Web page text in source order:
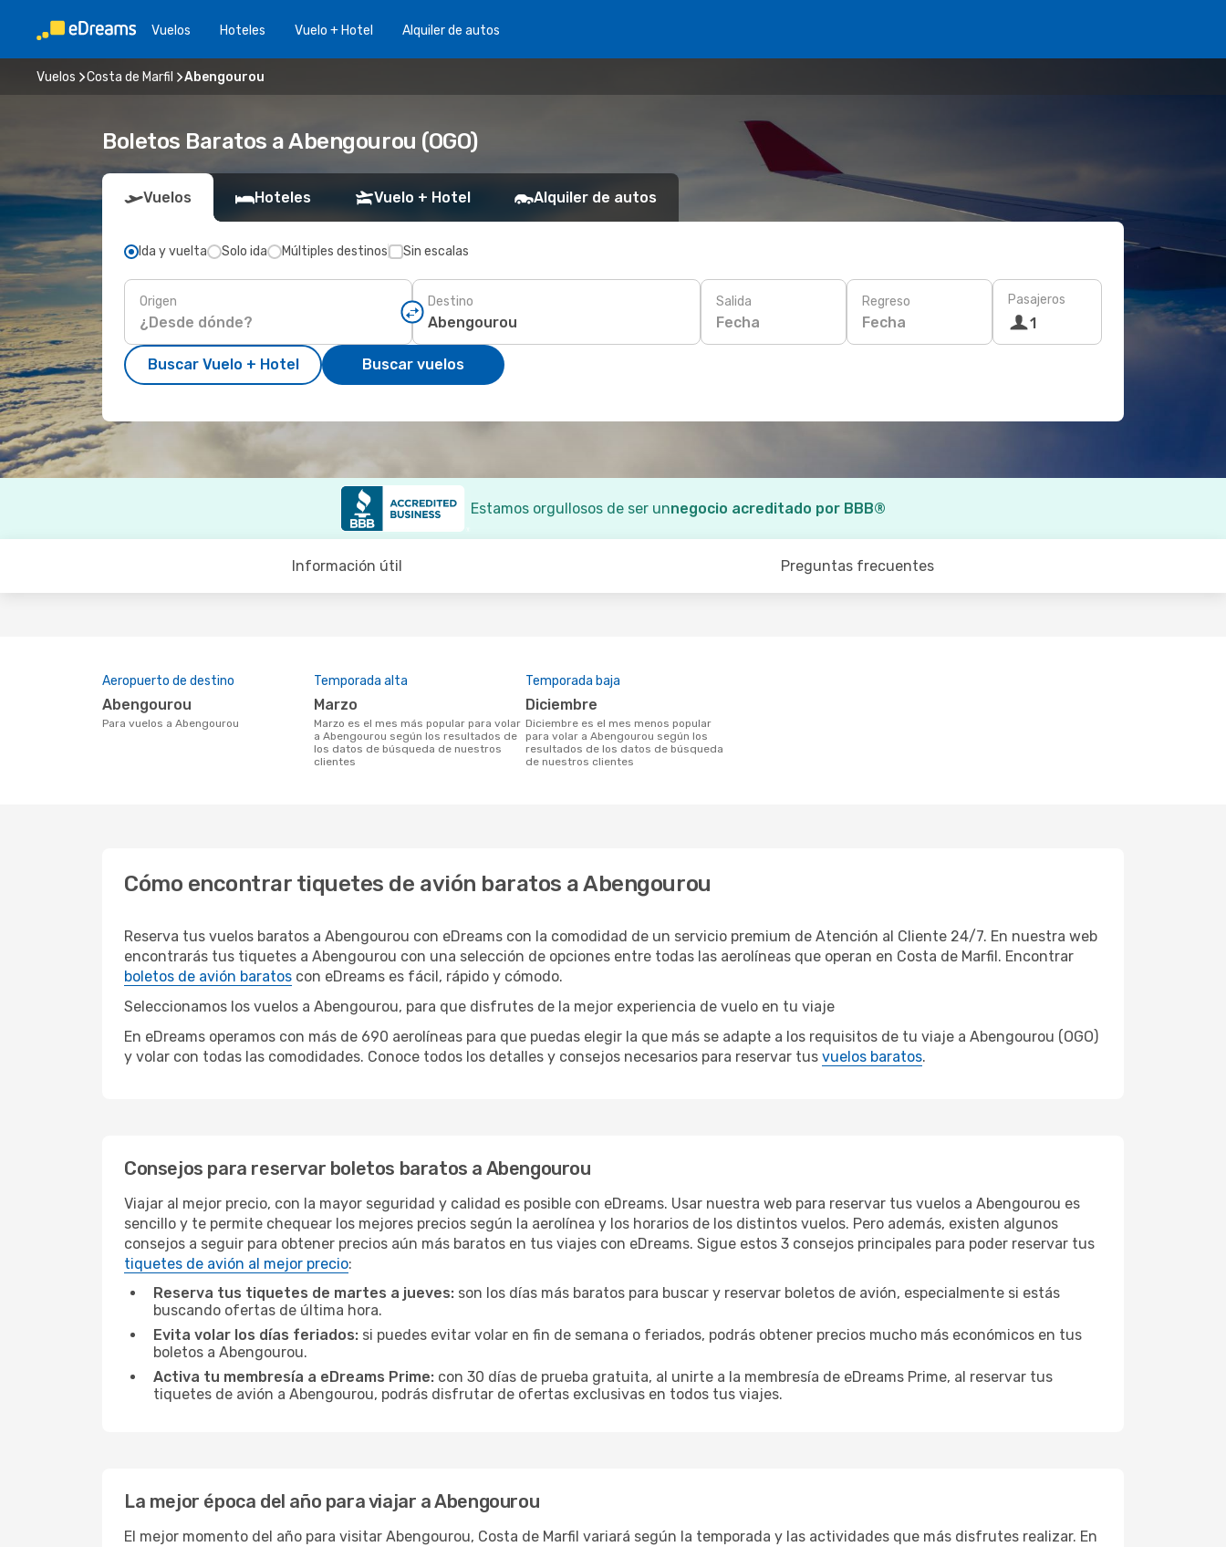
Vuelos Hoteles Vuelo + Hotel Alquiler de autos
Vuelos Costa de Marfil Abengourou
Boletos Baratos a Abengourou (OGO)
Vuelos Hoteles Vuelo + Hotel Alquiler de autos
Ida y vuelta Solo ida Múltiples destinos Sin escalas
Origen Destino Salida
Fecha
Regreso
Fecha
Pasajeros
1
Buscar Vuelo + Hotel Buscar vuelos
Estamos orgullosos de ser unnegocio acreditado por BBB®
Información útil Preguntas frecuentes
Aeropuerto de destino
Abengourou
Para vuelos a Abengourou
Temporada alta
marzo
marzo es el mes más popular para volar
a Abengourou según los resultados de
los datos de búsqueda de nuestros
clientes
Temporada baja
diciembre
diciembre es el mes menos popular
para volar a Abengourou según los
resultados de los datos de búsqueda
de nuestros clientes
Cómo encontrar tiquetes de avión baratos a Abengourou
Reserva tus vuelos baratos a Abengourou con eDreams con la comodidad de un servicio premium de Atención al Cliente 24/7. En nuestra web
encontrarás tus tiquetes a Abengourou con una selección de opciones entre todas las aerolíneas que operan en Costa de Marfil. Encontrar
boletos de avión baratos con eDreams es fácil, rápido y cómodo.
Seleccionamos los vuelos a Abengourou, para que disfrutes de la mejor experiencia de vuelo en tu viaje
En eDreams operamos con más de 690 aerolíneas para que puedas elegir la que más se adapte a los requisitos de tu viaje a Abengourou (OGO)
y volar con todas las comodidades. Conoce todos los detalles y consejos necesarios para reservar tus vuelos baratos.
Consejos para reservar boletos baratos a Abengourou
Viajar al mejor precio, con la mayor seguridad y calidad es posible con eDreams. Usar nuestra web para reservar tus vuelos a Abengourou es
sencillo y te permite chequear los mejores precios según la aerolínea y los horarios de los distintos vuelos. Pero además, existen algunos
consejos a seguir para obtener precios aún más baratos en tus viajes con eDreams. Sigue estos 3 consejos principales para poder reservar tus
tiquetes de avión al mejor precio:
Reserva tus tiquetes de martes a jueves: son los días más baratos para buscar y reservar boletos de avión, especialmente si estás
buscando ofertas de última hora.
Evita volar los días feriados: si puedes evitar volar en fin de semana o feriados, podrás obtener precios mucho más económicos en tus
boletos a Abengourou.
Activa tu membresía a eDreams Prime: con 30 días de prueba gratuita, al unirte a la membresía de eDreams Prime, al reservar tus
tiquetes de avión a Abengourou, podrás disfrutar de ofertas exclusivas en todos tus viajes.
La mejor época del año para viajar a Abengourou
El mejor momento del año para visitar Abengourou, Costa de Marfil variará según la temporada y las actividades que más disfrutes realizar. En